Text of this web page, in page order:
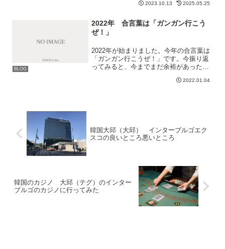
でも作ることはできます。しかしそれで
像が数枚掲載されている程...
2023.10.13 2025.05.25
BLOG
2022年 合言葉は「ガンガン行こう
ぜ！」
2022年が始まりました。今年の合言葉は
「ガンガン行こうぜ！」です。今振り返
ってみると、今までまだ余裕があったと
果となっているかというと、そうではあ
2022.01.04
​韓国大邱（大邱） インターブルゴエク
スコの良いところ悪いところ
韓国のカジノ 大邱（テグ）のインター
ブルゴのカジノに行ってみた